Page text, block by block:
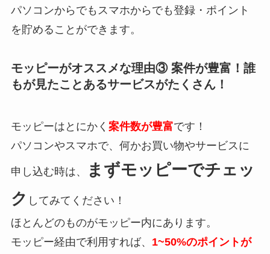
パソコンからでもスマホからでも登録・ポイント
を貯めることができます。
モッピーがオススメな理由③ 案件が豊富！誰
もが見たことあるサービスがたくさん！
モッピーはとにかく 案件数が豊富です！
パソコンやスマホで、何かお買い物やサービスに
申し込む時は、
まずモッピーでチェッ
ク してみてください！
ほとんどのものがモッピー内にあります。
モッピー経由で利用すれば、 1~50%のポイントが